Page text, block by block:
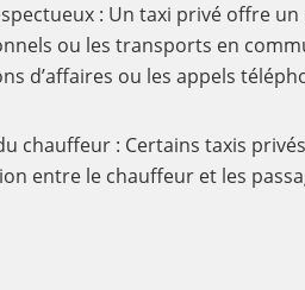
: Un taxi privé offre
ou les transports en
d’affaires ou les appels
chauffeur : Certains taxis
entre le chauffeur et les